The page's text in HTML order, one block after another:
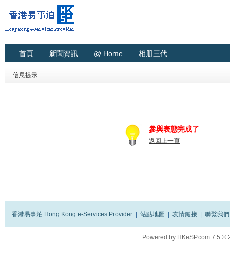
首頁 新聞資訊 @ Home 相册三代
信息提示
參與表態完成了
返回上一頁
香港易事泊 Hong Kong e-Services Provider 站點地圖 友情鏈接 聯繫我們
Powered by HKeSP.com 7.5 ©